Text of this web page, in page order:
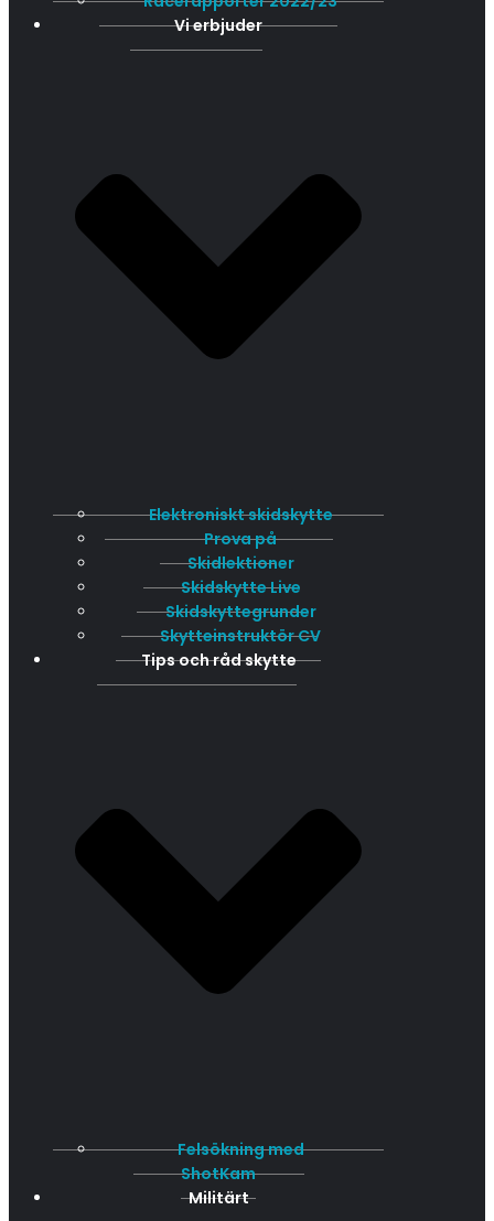
Vi erbjuder
Elektroniskt skidskytte
Prova på
Skidlektioner
Skidskytte Live
Skidskyttegrunder
Skytteinstruktör CV
Tips och råd skytte
Felsökning med
ShotKam
Militärt